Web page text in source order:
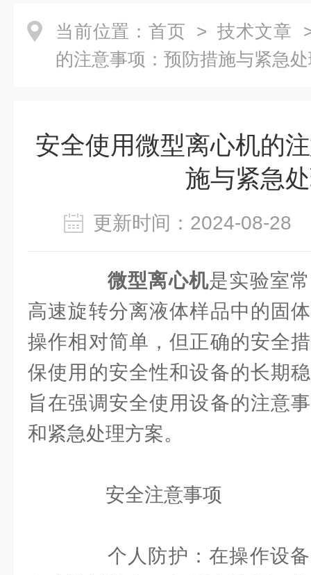
当前位置： 首页 > 技术文章
的注意事项：预防措施与紧急
安全使用微型离心机的
施与紧急
更新时间：2024-08-
微型离心机是实验室
高速旋转分离液体样品中的固
操作相对简单，但正确的安全
保使用的安全性和设备的长期
旨在强调安全使用设备的注意
和紧急处理方案。
安全注意事项
个人防护：在操作设备